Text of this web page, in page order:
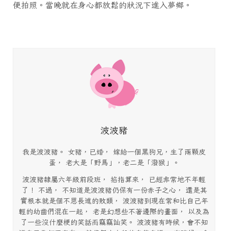
便拍照。當晚就在身心都放鬆的狀況下進入夢鄉。
波波豬
我是波波豬。 女豬，已婚， 嫁給一個黑狗兄，生了兩顆皮
蛋， 老大是「野馬」，老二是「潑猴」。
波波豬隸屬六年級前段班， 掐指算來， 已經非常地不年輕
了！ 不過， 不知道是波波豬仍保有一份赤子之心， 還是其
實根本就是個不思長進的敗類， 波波豬到現在常和比自己年
輕的幼齒們混在一起， 老是幻想些不著邊際的畫面， 以及為
了一些沒什麼梗的笑話而竊竊訕笑。 波波豬有時候，會不知